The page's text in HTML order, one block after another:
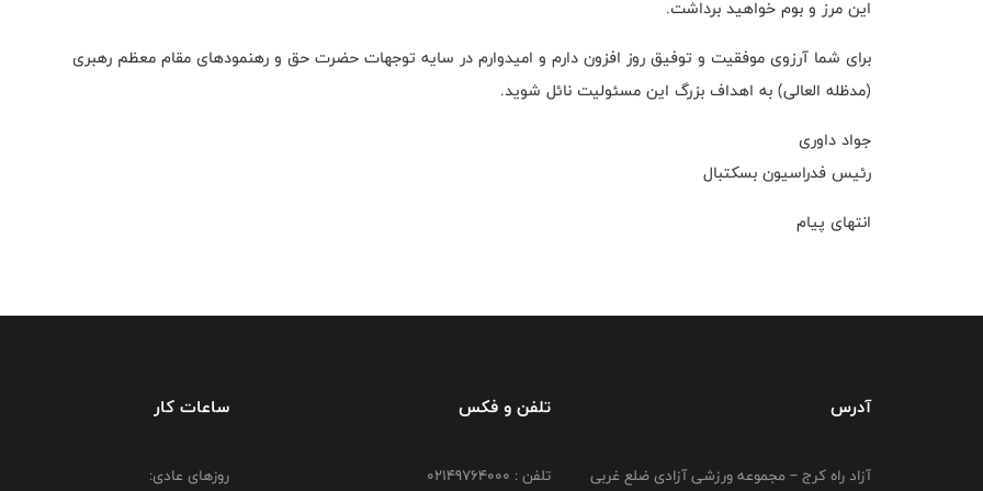
این مرز و بوم خواهید برداشت.
برای شما آرزوی موفقیت و توفیق روز افزون دارم و امیدوارم در سایه توجهات حضرت حق و رهنمودهای مقام معظم رهبری
(مدظله العالی) به اهداف بزرگ این مسئولیت نائل شوید.
جواد داوری
رئیس فدراسیون بسکتبال
انتهای پیام
آدرس
آزاد راه کرج – مجموعه ورزشی آزادی ضلع غربی
تلفن و فکس
تلفن : 02149764000
ساعات کار
روزهای عادی: